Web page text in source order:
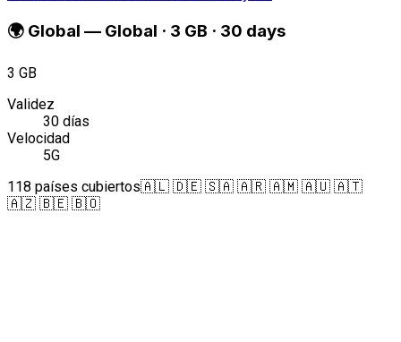
🌍 Global — Global · 3 GB · 30 days
3 GB
Validez
30 días
Velocidad
5G
118 países cubiertos🇦🇱 🇩🇪 🇸🇦 🇦🇷 🇦🇲 🇦🇺 🇦🇹
🇦🇿 🇧🇪 🇧🇴